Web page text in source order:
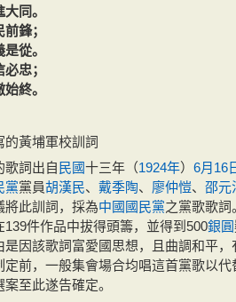
同。
鋒；
從。
忠；
終。
的黃埔軍校訓詞
歌詞出自 民國十三年（1924年） 6月16
黨黨員胡漢民、 戴季陶、 廖仲愷、 邵元
將此訓詞，採為中國國民黨之黨歌歌詞
139件作品中拔得頭籌，並得到500銀圓
因該歌詞富愛國思想，且曲調和平，
定前，一般集會場合均唱這首黨歌以代
至此遂告確定。